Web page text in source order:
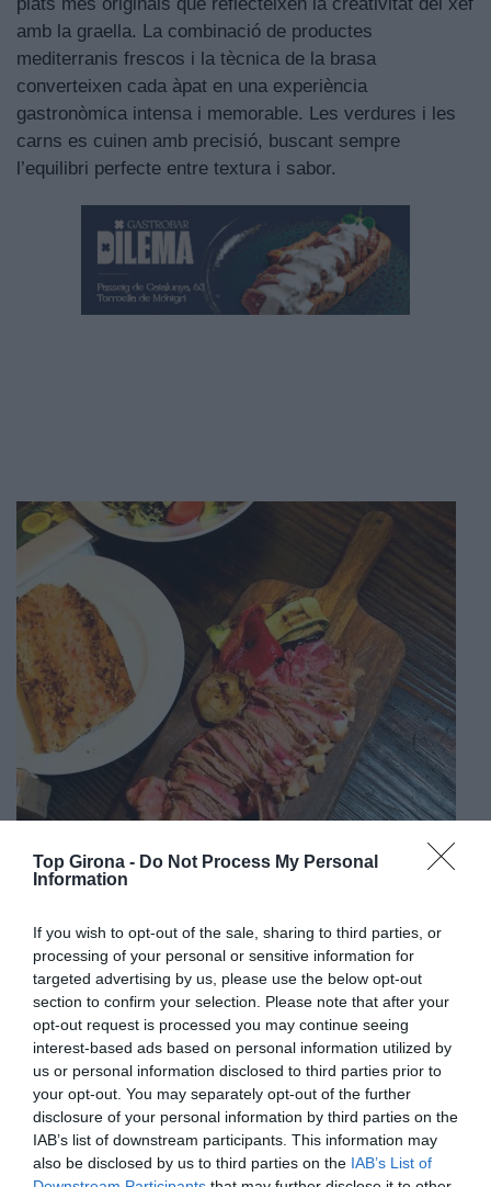
Top Girona - Do Not Process My Personal
Information
If you wish to opt-out of the sale, sharing to third parties, or
processing of your personal or sensitive information for
targeted advertising by us, please use the below opt-out
section to confirm your selection. Please note that after your
opt-out request is processed you may continue seeing
interest-based ads based on personal information utilized by
us or personal information disclosed to third parties prior to
your opt-out. You may separately opt-out of the further
disclosure of your personal information by third parties on the
IAB’s list of downstream participants. This information may
also be disclosed by us to third parties on the IAB’s List of
amb la graella. La combinació de productes
mediterranis frescos i la tècnica de la brasa
converteixen cada àpat en una experiència
gastronòmica intensa i memorable. Les verdures i les
carns es cuinen amb precisió, buscant sempre
l’equilibri perfecte entre textura i sabor.